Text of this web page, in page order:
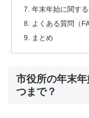
年末年始に関す
よくある質問（
まとめ
市役所の年末
つまで？